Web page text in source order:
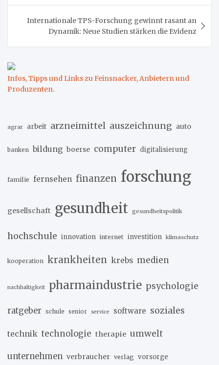
Internationale TPS-Forschung gewinnt rasant an
Dynamik: Neue Studien stärken die Evidenz
Infos, Tipps und Links zu Feinsnacker, Anbietern und
Produzenten.
agrar arbeit arzneimittel auszeichnung auto
banken bildung boerse computer digitalisierung
familie fernsehen finanzen forschung
gesellschaft gesundheit gesundheitspolitik
hochschule innovation internet investition klimaschutz
kooperation krankheiten krebs medien
nachhaltigkeit pharmaindustrie psychologie
ratgeber schule senior service software soziales
technik technologie therapie umwelt
unternehmen verbraucher verlag vorsorge